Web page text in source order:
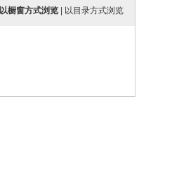
以橱窗方式浏览 以目录方式浏览